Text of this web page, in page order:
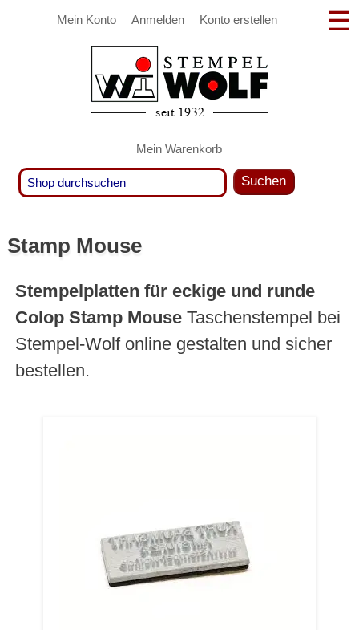
Mein Konto Anmelden Konto erstellen
Mein Warenkorb
Suchen
Stamp Mouse
Stempelplatten für eckige und runde
Colop Stamp MouseTaschenstempel bei
Stempel-Wolf online gestalten und sicher
bestellen.